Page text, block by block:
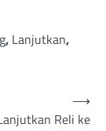
, Lanjutkan,
Reli ke
⟶